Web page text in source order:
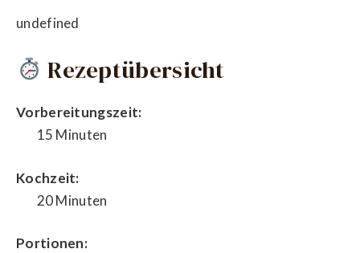
undefined
Rezeptübersicht
Vorbereitungszeit:
15 Minuten
Kochzeit:
20 Minuten
Portionen: